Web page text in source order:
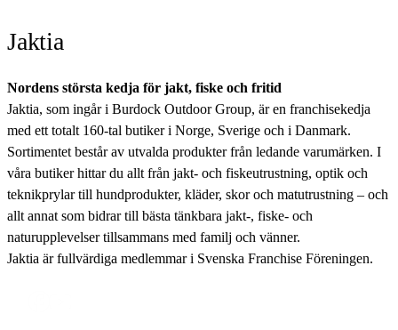
Jaktia
Nordens största kedja för jakt, fiske och fritid
Jaktia, som ingår i Burdock Outdoor Group, är en franchisekedja
med ett totalt 160-tal butiker i Norge, Sverige och i Danmark.
Sortimentet består av utvalda produkter från ledande varumärken. I
våra butiker hittar du allt från jakt- och fiskeutrustning, optik och
teknikprylar till hundprodukter, kläder, skor och matutrustning – och
allt annat som bidrar till bästa tänkbara jakt-, fiske- och
naturupplevelser tillsammans med familj och vänner.
Jaktia är fullvärdiga medlemmar i Svenska Franchise Föreningen.